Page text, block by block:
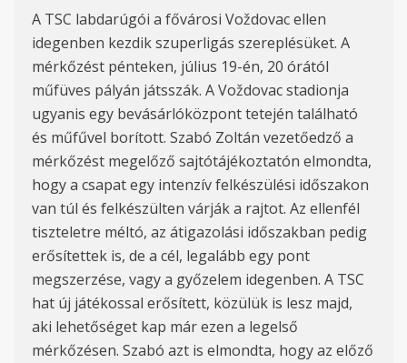
A TSC labdarúgói a fővárosi Voždovac ellen
idegenben kezdik szuperligás szereplésüket. A
mérkőzést pénteken, július 19-én, 20 órától
műfüves pályán játsszák. A Voždovac stadionja
ugyanis egy bevásárlóközpont tetején található
és műfűvel borított. Szabó Zoltán vezetőedző a
mérkőzést megelőző sajtótájékoztatón elmondta,
hogy a csapat egy intenzív felkészülési időszakon
van túl és felkészülten várják a rajtot. Az ellenfél
tiszteletre méltó, az átigazolási időszakban pedig
erősítettek is, de a cél, legalább egy pont
megszerzése, vagy a győzelem idegenben. A TSC
hat új játékossal erősített, közülük is lesz majd,
aki lehetőséget kap már ezen a legelső
mérkőzésen. Szabó azt is elmondta, hogy az előző